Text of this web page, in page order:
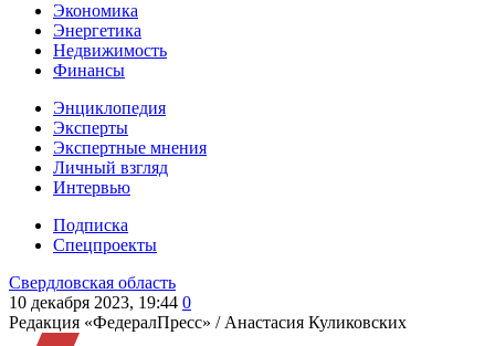
Экономика
Энергетика
Недвижимость
Финансы
Энциклопедия
Эксперты
Экспертные мнения
Личный взгляд
Интервью
Подписка
Спецпроекты
Свердловская область
10 декабря 2023, 19:44 0
Редакция «ФедералПресс» / Анастасия Куликовских